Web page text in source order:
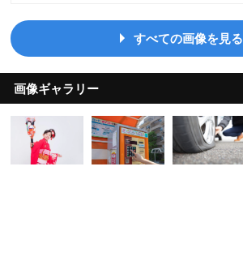
すべての画像を見る
画像ギャラリー